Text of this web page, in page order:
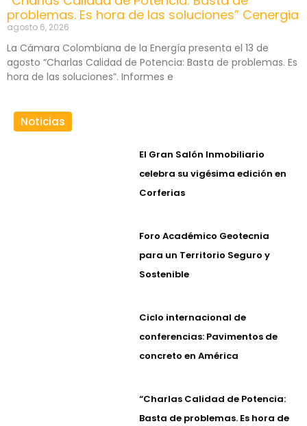
problemas. Es hora de las soluciones” Cenergia
agosto 6, 2026
La Cámara Colombiana de la Energía presenta el 13 de
agosto “Charlas Calidad de Potencia: Basta de problemas. Es
hora de las soluciones”. Informes e
Noticias
El Gran Salón Inmobiliario
celebra su vigésima edición en
Corferias
Foro Académico Geotecnia
para un Territorio Seguro y
Sostenible
Ciclo internacional de
conferencias: Pavimentos de
concreto en América
“Charlas Calidad de Potencia:
Basta de problemas. Es hora de